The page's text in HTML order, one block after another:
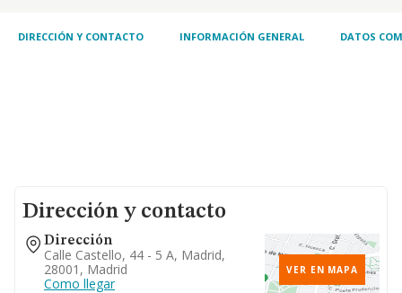
DIRECCIÓN Y CONTACTO INFORMACIÓN GENERAL DATOS
Dirección y contacto
Dirección
Calle Castello, 44 - 5 A, Madrid,
28001, Madrid
Como llegar
VER EN MAPA